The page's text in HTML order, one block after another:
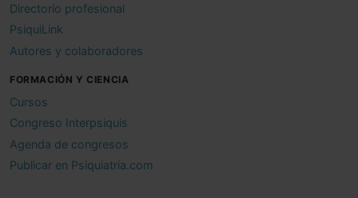
Directorio profesional
PsiquiLink
Autores y colaboradores
FORMACIÓN Y CIENCIA
Cursos
Congreso Interpsiquis
Agenda de congresos
Publicar en Psiquiatria.com